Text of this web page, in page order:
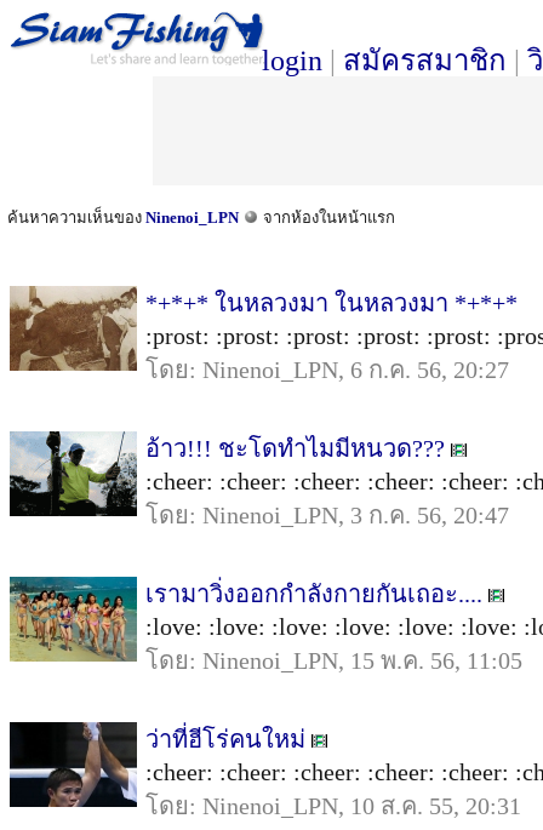
login | สมัครสมาชิก |
ค้นหาความเห็นของ Ninenoi_LPN จากห้องในหน้าแรก
*+*+* ในหลวงมา ในหลวงมา *+*+*
:prost: :prost: :prost: :prost: :prost:
โดย: Ninenoi_LPN, 6 ก.ค. 56, 20:27
อ้าว!!! ชะโดทำไมมีหนวด???
:cheer: :cheer: :cheer: :cheer: :cheer:
โดย: Ninenoi_LPN, 3 ก.ค. 56, 20:47
เรามาวิ่งออกกำลังกายกันเถอะ....
:love: :love: :love: :love: :love: :love:
โดย: Ninenoi_LPN, 15 พ.ค. 56, 11:05
ว่าที่ฮีโร่คนใหม่
:cheer: :cheer: :cheer: :cheer: :cheer:
โดย: Ninenoi_LPN, 10 ส.ค. 55, 20:31